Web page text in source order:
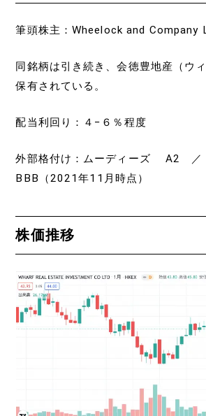
筆頭株主：Wheelock and Company
同銘柄は引き続き、会徳豊地産（ウ
保有されている。
配当利回り：４−６％程度
外部格付け：ムーディーズ A2
BBB（2021年11月時点）
株価推移